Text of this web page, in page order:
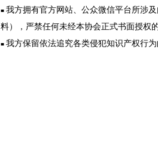
■ 我方拥有官方网站、公众微信平台所涉
料），严禁任何未经本协会正式书面授权
■ 我方保留依法追究各类侵犯知识产权行